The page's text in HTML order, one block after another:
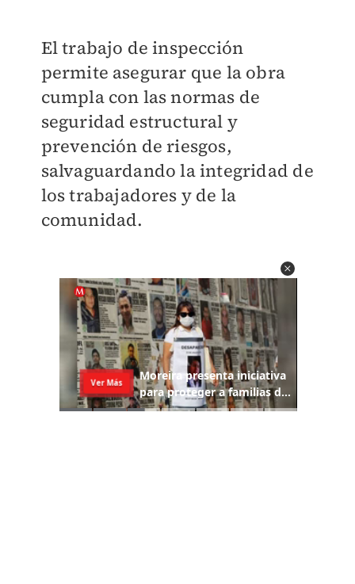
El trabajo de inspección
permite asegurar que la obra
cumpla con las normas de
seguridad estructural y
prevención de riesgos,
salvaguardando la integridad de
los trabajadores y de la
comunidad.